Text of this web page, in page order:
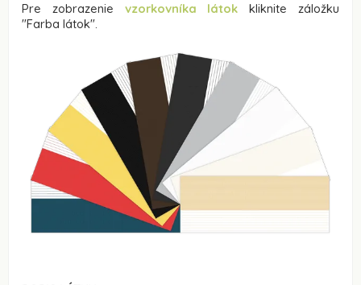
Pre zobrazenie vzorkovníka látok kliknite záložku
"Farba látok".